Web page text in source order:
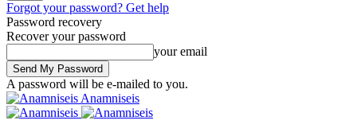
Forgot your password? Get help
Password recovery
Recover your password
your email
A password will be e-mailed to you.
Anamniseis